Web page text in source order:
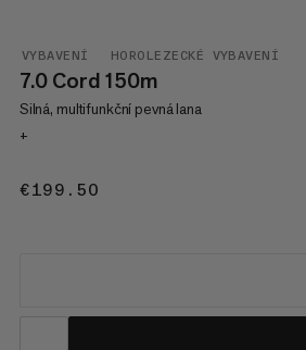
VYBAVENÍ HOROLEZECKÉ VYBAVENÍ
7.0 Cord 150m
Silná, multifunkční pevná lana
+
€199.50